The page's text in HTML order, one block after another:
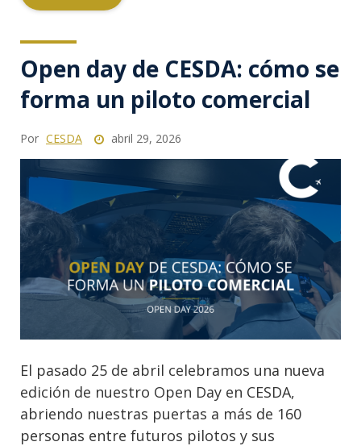
Open day de CESDA: cómo se
forma un piloto comercial
Por CESDA abril 29, 2026
El pasado 25 de abril celebramos una nueva
edición de nuestro Open Day en CESDA,
abriendo nuestras puertas a más de 160
personas entre futuros pilotos y sus